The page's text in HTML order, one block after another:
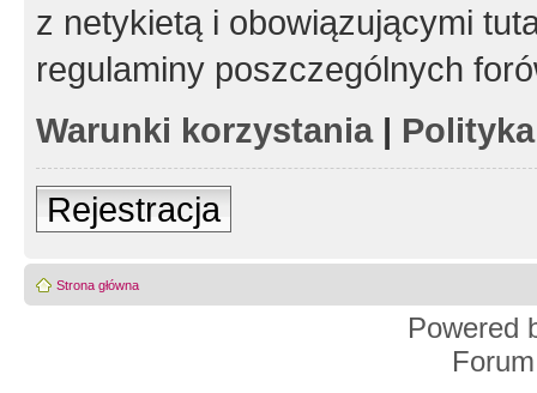
z netykietą i obowiązującymi
regulaminy poszczególnych
Warunki korzystania|
Rejestracja
Strona główna
Powered